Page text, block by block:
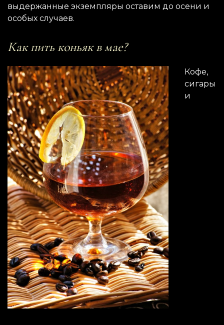
выдержанные экземпляры оставим до осени и
особых случаев.
Как пить коньяк в мае?
Кофе,
сигары
и